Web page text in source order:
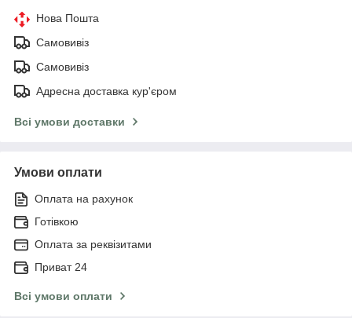
Нова Пошта
Самовивіз
Самовивіз
Адресна доставка кур'єром
Всі умови доставки
Умови оплати
Оплата на рахунок
Готівкою
Оплата за реквізитами
Приват 24
Всі умови оплати